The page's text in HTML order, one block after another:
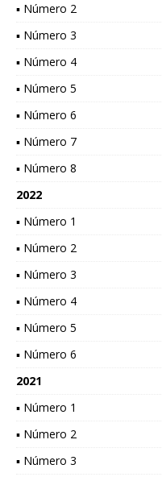
▪ Número 2
▪ Número 3
▪ Número 4
▪ Número 5
▪ Número 6
▪ Número 7
▪ Número 8
2022
▪ Número 1
▪ Número 2
▪ Número 3
▪ Número 4
▪ Número 5
▪ Número 6
2021
▪ Número 1
▪ Número 2
▪ Número 3